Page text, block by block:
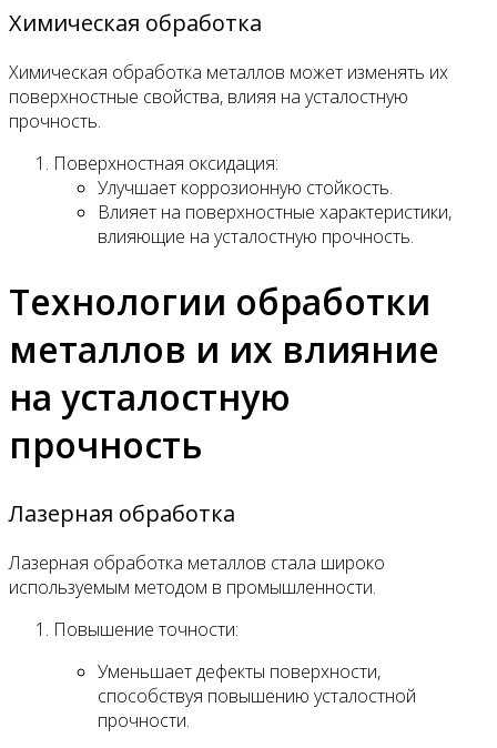
Химическая обработка
Химическая обработка металлов может изменять их
поверхностные свойства, влияя на усталостную
прочность.
Поверхностная оксидация:
Улучшает коррозионную стойкость.
Влияет на поверхностные характеристики,
влияющие на усталостную прочность.
Технологии обработки
металлов и их влияние
на усталостную
прочность
Лазерная обработка
Лазерная обработка металлов стала широко
используемым методом в промышленности.
Повышение точности:
Уменьшает дефекты поверхности,
способствуя повышению усталостной
прочности.